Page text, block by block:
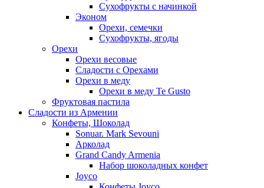
Сухофрукты с начинкой
Эконом
Орехи, семечки
Сухофрукты, ягоды
Орехи
Орехи весовые
Сладости с Орехами
Орехи в меду
Орехи в меду Te Gusto
Фруктовая пастила
Сладости из Армении
Конфеты, Шоколад
Sonuar. Mark Sevouni
Арколад
Grand Candy Armenia
Набор шоколадных конфет
Joyco